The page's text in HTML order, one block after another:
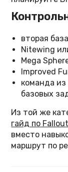
вторая
Nitewing
Mega
Improved
команда из
базовых
Из той же
гайд по
вместо
маршрут по